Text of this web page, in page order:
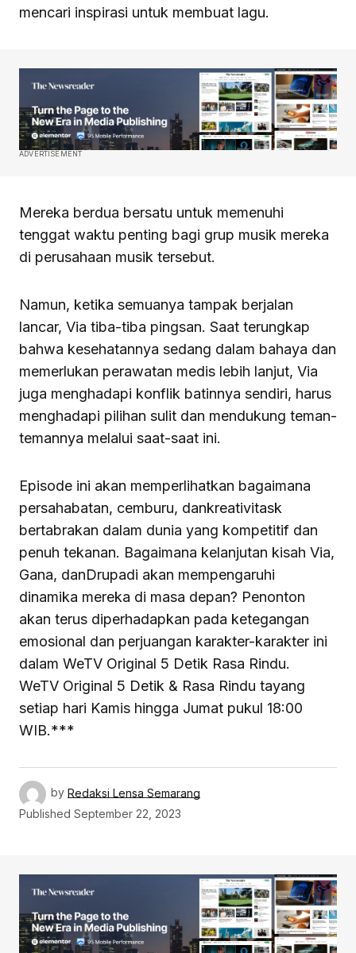
mencari inspirasi untuk membuat lagu.
ADVERTISEMENT
Mereka berdua bersatu untuk memenuhi
tenggat waktu penting bagi grup musik mereka
di perusahaan musik tersebut.
Namun, ketika semuanya tampak berjalan
lancar, Via tiba-tiba pingsan. Saat terungkap
bahwa kesehatannya sedang dalam bahaya dan
memerlukan perawatan medis lebih lanjut, Via
juga menghadapi konflik batinnya sendiri, harus
menghadapi pilihan sulit dan mendukung teman-
temannya melalui saat-saat ini.
Episode ini akan memperlihatkan bagaimana
persahabatan, cemburu, dankreativitask
bertabrakan dalam dunia yang kompetitif dan
penuh tekanan. Bagaimana kelanjutan kisah Via,
Gana, danDrupadi akan mempengaruhi
dinamika mereka di masa depan? Penonton
akan terus diperhadapkan pada ketegangan
emosional dan perjuangan karakter-karakter ini
dalam WeTV Original 5 Detik Rasa Rindu.
WeTV Original 5 Detik & Rasa Rindu tayang
setiap hari Kamis hingga Jumat pukul 18:00
WIB.***
by Redaksi Lensa Semarang
Published September 22, 2023